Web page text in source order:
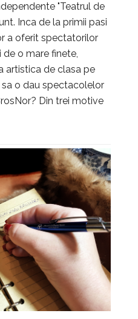
"Teatrul de
Inca de la primii pasi
a oferit spectatorilor
de o mare finete,
artistica de clasa pe
o dau spectacolelor
Din trei motive